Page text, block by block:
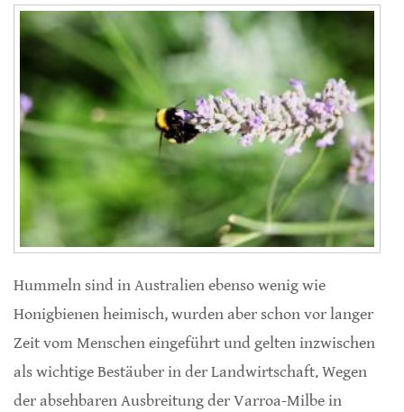
Hummeln sind in Australien ebenso wenig wie
Honigbienen heimisch, wurden aber schon vor langer
Zeit vom Menschen eingeführt und gelten inzwischen
als wichtige Bestäuber in der Landwirtschaft. Wegen
der absehbaren Ausbreitung der Varroa-Milbe in